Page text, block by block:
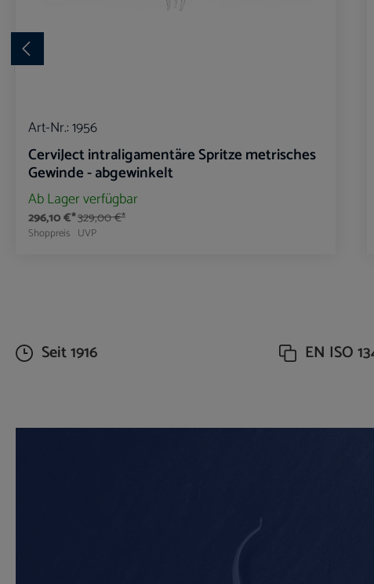
Art-Nr.:1956
CerviJect intraligamentäre Spritze metrisches
Gewinde - abgewinkelt
Ab Lager verfügbar
296,10 €*
Shoppreis
329,00 €*
UVP
Seit 1916 EN ISO